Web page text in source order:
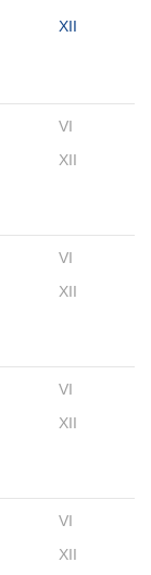
XII
VI
XII
VI
XII
VI
XII
VI
XII